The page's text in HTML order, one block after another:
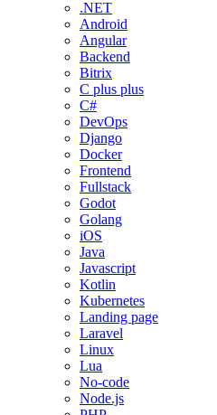
.NET
Android
Angular
Backend
Bitrix
C plus plus
C#
DevOps
Django
Docker
Frontend
Fullstack
Godot
Golang
iOS
Java
Javascript
Kotlin
Kubernetes
Landing page
Laravel
Linux
Lua
No-code
Node.js